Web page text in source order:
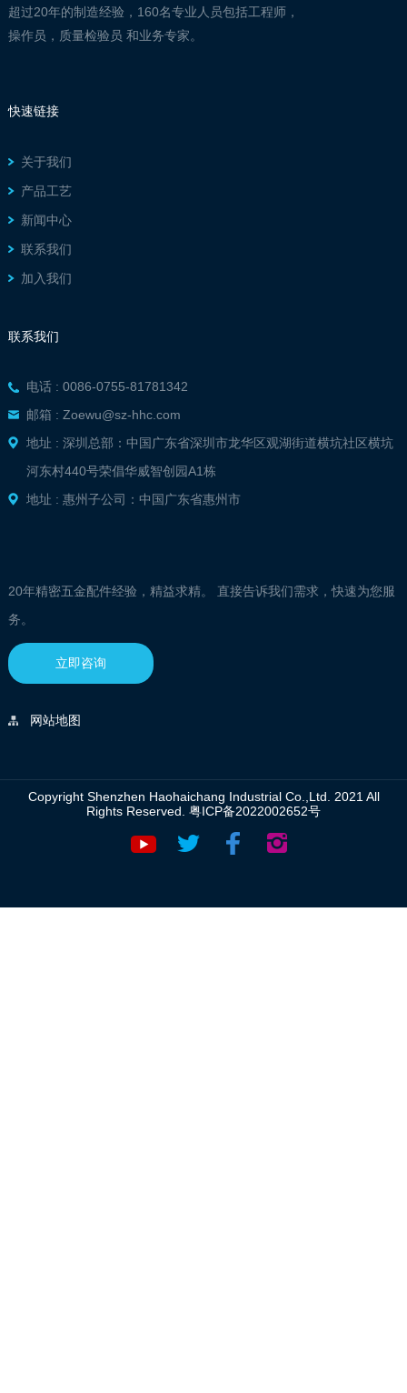
超过20年的制造经验，160名专业人员包括工程师，
操作员，质量检验员 和业务专家。
快速链接
关于我们
产品工艺
新闻中心
联系我们
加入我们
联系我们
电话 : 0086-0755-81781342
邮箱 : Zoewu@sz-hhc.com
地址 : 深圳总部：中国广东省深圳市龙华区观湖街道横坑社区横坑
河东村440号荣倡华威智创园A1栋
地址 : 惠州子公司：中国广东省惠州市
20年精密五金配件经验，精益求精。 直接告诉我们需求，快速为您服
务。
立即咨询
网站地图
Copyright Shenzhen Haohaichang Industrial Co.,Ltd. 2021 All
Rights Reserved. 粤ICP备2022002652号